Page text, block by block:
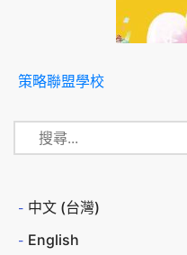
策略聯盟學校
中文 (台灣)
English